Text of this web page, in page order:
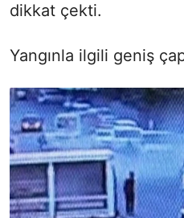
dikkat çekti.
Yangınla ilgili geniş